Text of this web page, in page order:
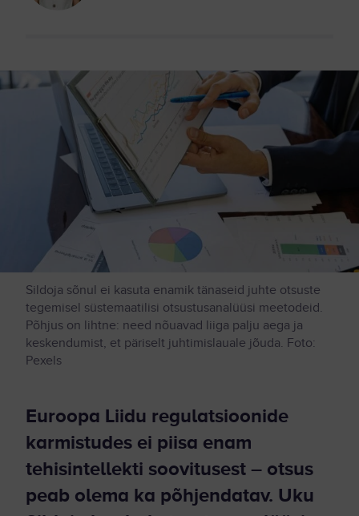
Sildoja sõnul ei kasuta enamik tänaseid juhte otsuste
tegemisel süstemaatilisi otsustusanalüüsi meetodeid.
Põhjus on lihtne: need nõuavad liiga palju aega ja
keskendumist, et päriselt juhtimislauale jõuda. Foto:
Pexels
Euroopa Liidu regulatsioonide
karmistudes ei piisa enam
tehisintellekti soovitusest – otsus
peab olema ka põhjendatav. Uku